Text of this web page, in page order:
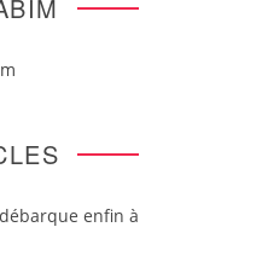
enfin à